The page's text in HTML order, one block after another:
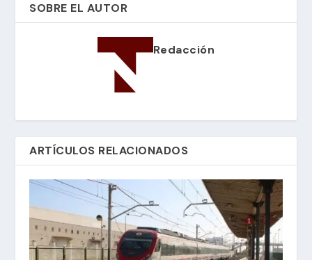
SOBRE EL AUTOR
Redacción
ARTÍCULOS RELACIONADOS